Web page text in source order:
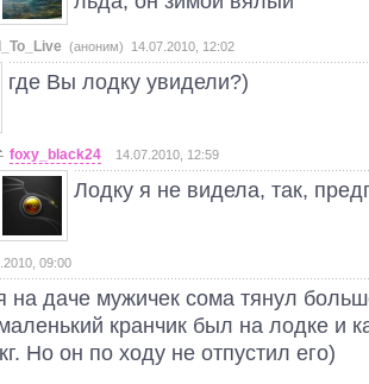
(аноним) 14.07.2010, 12:02
где Вы лодку увидели?)
foxy_black24 14.07.2010, 12:59
Лодку я не видела, так,
09:00
на даче мужичек сома тянул
кранчик был на лодке и
Но он по ходу не отпустил его)